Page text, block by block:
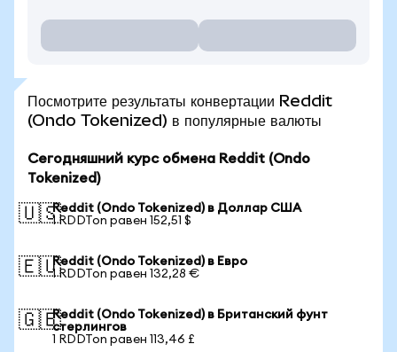
Посмотрите результаты конвертации Reddit
(Ondo Tokenized) в популярные валюты
Сегодняшний курс обмена Reddit (Ondo
Tokenized)
🇺🇸Reddit (Ondo Tokenized) в Доллар США
1 RDDTon равен 152,51 $
🇪🇺Reddit (Ondo Tokenized) в Евро
1 RDDTon равен 132,28 €
🇬🇧Reddit (Ondo Tokenized) в Британский фунт
стерлингов
1 RDDTon равен 113,46 £